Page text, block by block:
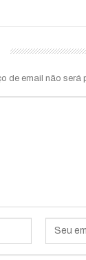
de email não será